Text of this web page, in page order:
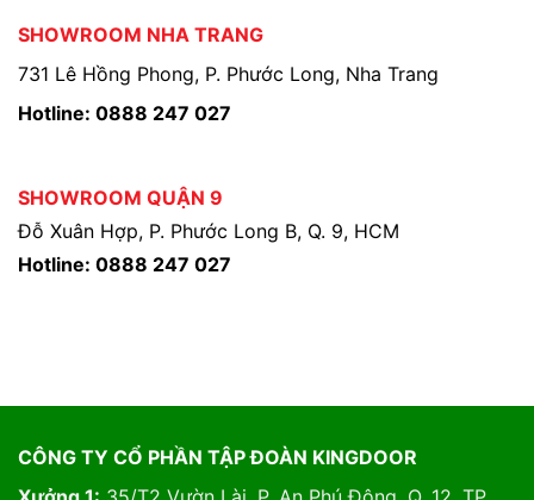
SHOWROOM NHA TRANG
731 Lê Hồng Phong, P. Phước Long, Nha Trang
Hotline: 0888 247 027
SHOWROOM QUẬN 9
Đỗ Xuân Hợp, P. Phước Long B, Q. 9, HCM
Hotline: 0888 247 027
CÔNG TY CỔ PHẦN TẬP ĐOÀN KINGDOOR